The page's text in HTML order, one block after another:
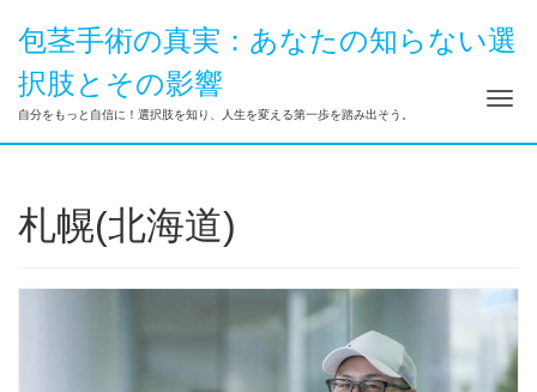
包茎手術の真実：あなたの知らない選
択肢とその影響
自分をもっと自信に！選択肢を知り、人生を変える第一歩を踏み出そう。 ナ
札幌(北海道)